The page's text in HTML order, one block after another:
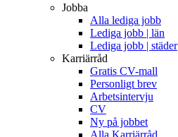
Jobba
Alla lediga jobb
Lediga jobb | län
Lediga jobb | städer
Karriärråd
Gratis CV-mall
Personligt brev
Arbetsintervju
CV
Ny på jobbet
Alla Karriärråd